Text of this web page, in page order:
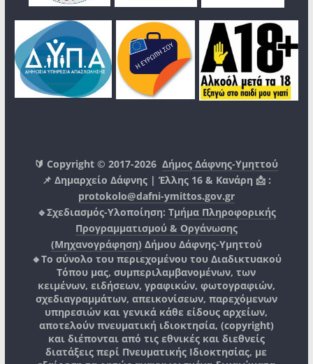
🔰 Copyright © 2017-2026Δήμος Δάφνης-Υμηττού
📌 Δημαρχείο Δάφνης | Έλλης 16 & Κανάρη 📩 :
protokolo@dafni-ymittos.gov.gr
🔹Σχεδιασμός-Υλοποίηση: Τμήμα Πληροφορικής
Προγραμματισμού & Οργάνωσης
(Μηχανογράφηση) Δήμου Δάφνης-Υμηττού
🔸Το σύνολο του περιεχομένου του Διαδικτυακού
Τόπου μας, συμπεριλαμβανομένων, των
κειμένων, ειδήσεων, γραφικών, φωτογραφιών,
σχεδιαγραμμάτων, απεικονίσεων, παρεχόμενων
υπηρεσιών και γενικά κάθε είδους αρχείων,
αποτελούν πνευματική ιδιοκτησία, (copyright)
και διέπονται από τις εθνικές και διεθνείς
διατάξεις περί Πνευματικής Ιδιοκτησίας, με